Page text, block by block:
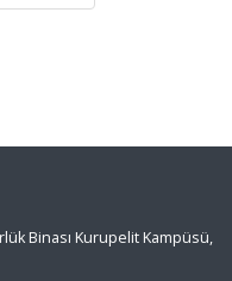
Binası Kurupelit Kampüsü,